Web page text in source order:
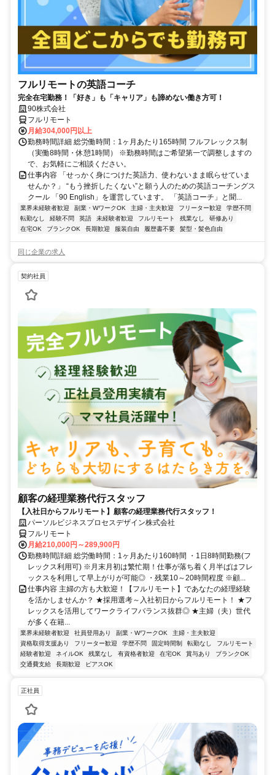
フルリモートの英語コーチ
完全在宅勤務！「好き」も「キャリア」も諦めない働き方可！
90株式会社
フルリモート
月給304,000円以上
勤務時間詳細 総労働時間：1ヶ月あたり165時間 フルフレックス制
（実働8時間・休憩1時間） ※勤務時間はご希望第一で調整しますの
で、お気軽にご相談ください。
仕事内容 「せっかく身につけた英語力、使わないまま眠らせていま
せんか？」 “もう挫折したくない”と願う人のための英語コーチングス
クール 「90 English」を運営しています。 「英語コーチ」と聞...
業界未経験者歓迎 副業・WワークOK 主婦・主夫歓迎 フリーター歓迎
学歴不問
転勤なし
経験不問 英語 未経験者歓迎 フルリモート 残業なし
研修あり
在宅OK
ブランクOK 長期歓迎 服装自由 履歴書不要 髪型・髪色自由
同じ企業の求人
契約社員
顧客の経理業務代行スタッフ
【入社日からフルリモート】顧客の経理業務代行スタッフ！
パーソルビジネスプロセスデザイン株式会社
フルリモート
月給210,000円～289,900円
勤務時間詳細 総労働時間：1ヶ月あたり160時間 ・1日8時間勤務(フ
レックス利用可) ※月末月初は繁忙期！仕事が落ち着く月半ばはフレ
ックスを利用して早上がりが可能◎ ・残業10～20時間程度 ※顧...
仕事内容 主婦の方も大歓迎！【フルリモート】であなたの経理経験
を活かしませんか？ ★採用選考～入社初日からフルリモート！ ★フ
レックスを活用してワークライフバランス抜群◎ ★主婦（夫）世代
が多く在籍...
業界未経験者歓迎 社員登用あり 副業・WワークOK
主婦・主夫歓迎
資格取得支援あり
フリーター歓迎 学歴不問 固定時間制 転勤なし
フルリモート
経験者歓迎
ネイルOK 残業なし 有資格者歓迎 在宅OK 賞与あり
ブランクOK
交通費支給
長期歓迎 ピアスOK
正社員